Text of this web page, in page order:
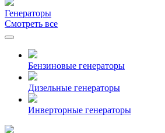
Генераторы
Смотреть все
Бензиновые генераторы
Дизельные генераторы
Инверторные генераторы